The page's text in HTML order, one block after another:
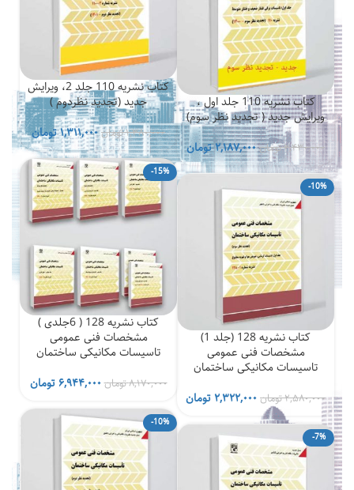
کتاب نشریه 110 جلد 2، ویرایش
جدید (تجدید نظردوم )
۱,۳۸۰,۰۰۰تومانقیمت
اصلی
۱,۳۸۰,۰۰۰ تومان
بود.
۱,۳۱۱,۰۰۰تومانقیمت
فعلی
کتاب نشریه 110 جلد اول ،
ویرایش جدید ( تجدید نظر سوم)
۲,۴۳۰,۰۰۰تومانقیمت
اصلی
۲,۴۳۰,۰۰۰ تومان
بود.
۲,۱۸۷,۰۰۰تومانقیمت
فعلی
۲,۱۸۷,۰۰۰ تومان
است.
-15%
کتاب نشریه 128 ( 6جلدی )
مشخصات فنی عمومی
تاسیسات مکانیکی ساختمان
۸,۱۷۰,۰۰۰تومانقیمت
۸,۱۷۰,۰۰۰ تومان
بود.
۶,۹۴۴,۰۰۰ تومانقیمت
-10%
کتاب نشریه 128 (جلد 1)
مشخصات فنی عمومی
تاسیسات مکانیکی ساختمان
۲,۵۸۰,۰۰۰تومانقیمت
۲,۵۸۰,۰۰۰ تومان
بود.
۲,۳۲۲,۰۰۰تومانقیمت
فعلی
۲,۳۲۲,۰۰۰ تومان -10%
-7%